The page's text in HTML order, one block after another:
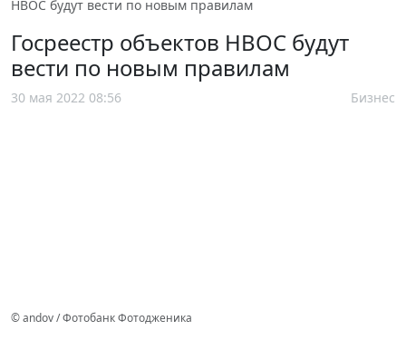
НВОС будут вести по новым правилам
Госреестр объектов НВОС будут
вести по новым правилам
30 мая 2022 08:56 Бизнес
© andov / Фотобанк Фотодженика